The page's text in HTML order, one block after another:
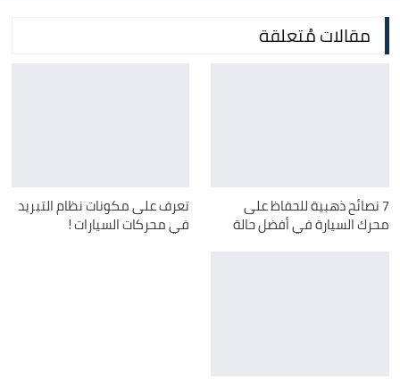
مقالات مُتعلقة
7 نصائح ذهبية للحفاظ على
محرك السيارة في أفضل حالة
تعرف على مكونات نظام التبريد
في محركات السيارات !